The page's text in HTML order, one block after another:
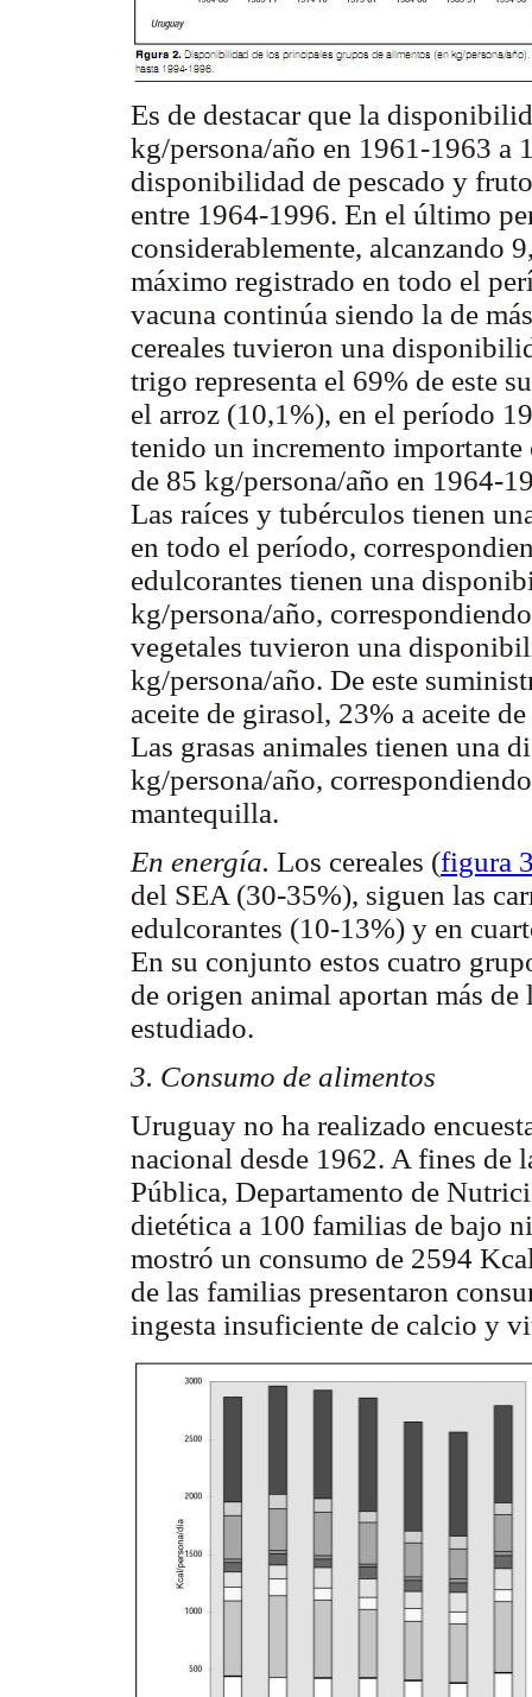
Es de destacar que la
kg/persona/año en 1961-1963 a
disponibilidad de pescado y
entre 1964-1996. En el último
considerablemente, alcanzando
máximo registrado en todo el
vacuna continúa siendo la de
cereales tuvieron una
trigo representa el 69% de este
el arroz (10,1%), en el período
tenido un incremento
de 85 kg/persona/año en 1964-
Las raíces y tubérculos tienen
en todo el período,
edulcorantes tienen una
kg/persona/año,
vegetales tuvieron una
kg/persona/año. De este
aceite de girasol, 23% a aceite
Las grasas animales tienen una
kg/persona/año,
mantequilla.
En energía. Los cereales (figura
del SEA (30-35%), siguen las
edulcorantes (10-13%) y en
En su conjunto estos cuatro
de origen animal aportan más
estudiado.
3. Consumo de alimentos
Uruguay no ha realizado
nacional desde 1962. A fines de
Pública, Departamento de
dietética a 100 familias de bajo
mostró un consumo de 2594
de las familias presentaron
ingesta insuficiente de calcio y